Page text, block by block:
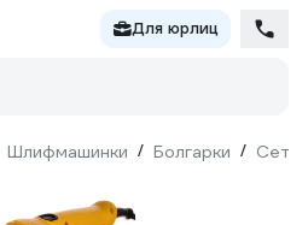
Для юрлиц
Шлифмашинки / Болгарки /